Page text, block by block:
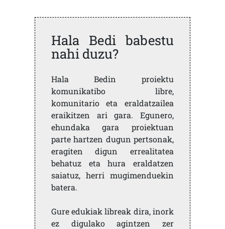
Hala Bedi babestu
nahi duzu?
Hala Bedin proiektu
komunikatibo libre,
komunitario eta eraldatzailea
eraikitzen ari gara. Egunero,
ehundaka gara proiektuan
parte hartzen dugun pertsonak,
eragiten digun errealitatea
behatuz eta hura eraldatzen
saiatuz, herri mugimenduekin
batera.
Gure edukiak libreak dira, inork
ez digulako agintzen zer